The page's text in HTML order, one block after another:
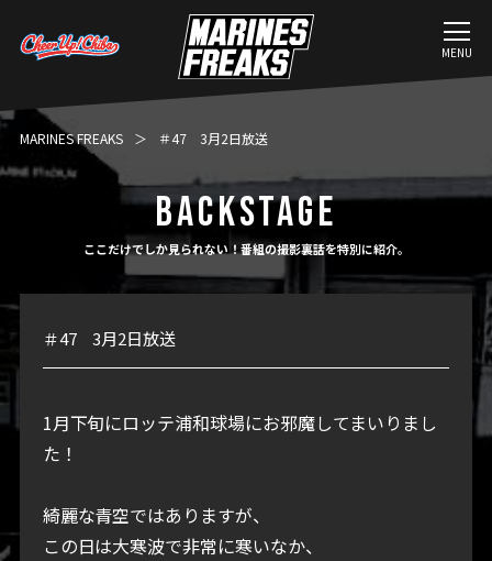
MENU
MARINES FREAKS ＃47 3月2日放送
BACKSTAGE
ここだけでしか見られない！番組の撮影裏話を特別に紹介。
＃47 3月2日放送
1月下旬にロッテ浦和球場にお邪魔してまいりまし
た！
綺麗な青空ではありますが、
この日は大寒波で非常に寒いなか、